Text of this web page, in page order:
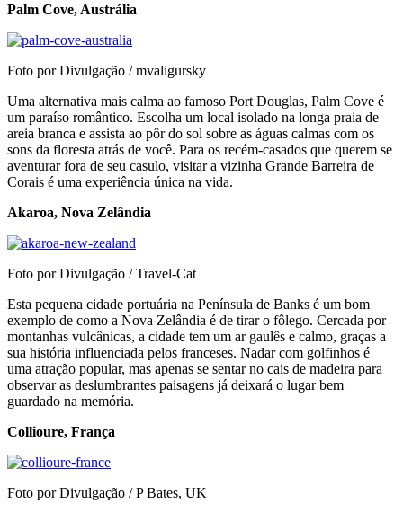
Palm Cove, Austrália
Foto por Divulgação / mvaligursky
Uma alternativa mais calma ao famoso Port Douglas, Palm Cove é
um paraíso romântico. Escolha um local isolado na longa praia de
areia branca e assista ao pôr do sol sobre as águas calmas com os
sons da floresta atrás de você. Para os recém-casados que querem se
aventurar fora de seu casulo, visitar a vizinha Grande Barreira de
Corais é uma experiência única na vida.
Akaroa, Nova Zelândia
Foto por Divulgação / Travel-Cat
Esta pequena cidade portuária na Península de Banks é um bom
exemplo de como a Nova Zelândia é de tirar o fôlego. Cercada por
montanhas vulcânicas, a cidade tem um ar gaulês e calmo, graças a
sua história influenciada pelos franceses. Nadar com golfinhos é
uma atração popular, mas apenas se sentar no cais de madeira para
observar as deslumbrantes paisagens já deixará o lugar bem
guardado na memória.
Collioure, França
Foto por Divulgação / P Bates, UK